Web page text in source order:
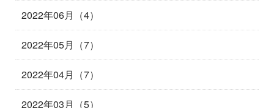
2022年06月（4）
2022年05月（7）
2022年04月（7）
2022年03月（5）